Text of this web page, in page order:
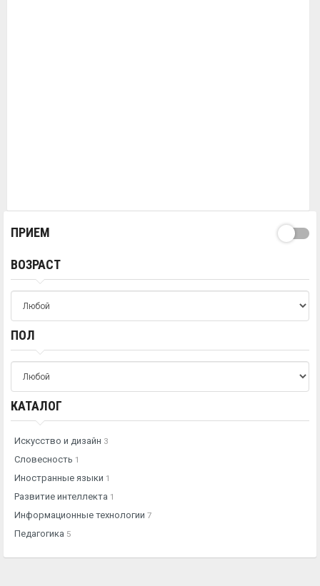
ПРИЕМ
ВОЗРАСТ
ПОЛ
КАТАЛОГ
Искусство и дизайн 3
Словесность 1
Иностранные языки 1
Развитие интеллекта 1
Информационные технологии 7
Педагогика 5